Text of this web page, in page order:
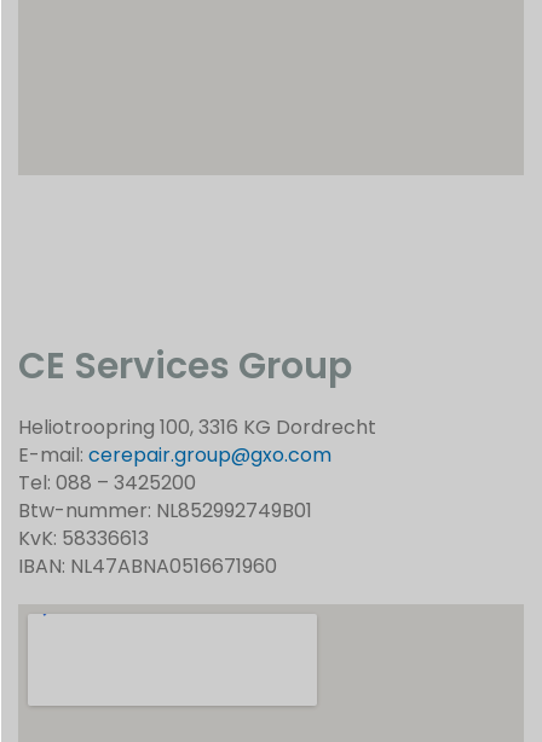
CE Services Group
Heliotroopring 100, 3316 KG Dordrecht
E-mail: cerepair.group@gxo.com
Tel: 088 – 3425200
Btw-nummer: NL852992749B01
KvK: 58336613
IBAN: NL47ABNA0516671960